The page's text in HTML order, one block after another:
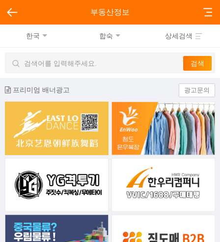
부동산정보
한국 합숙 상세검색
프리미엄 배너광고 광고문의